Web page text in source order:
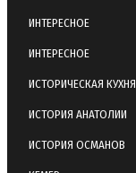
ИНТЕРЕСНОЕ
ИНТЕРЕСНОЕ
ИСТОРИЧЕСКАЯ КУХНЯ
ИСТОРИЯ АНАТОЛИИ
ИСТОРИЯ ОСМАНОВ